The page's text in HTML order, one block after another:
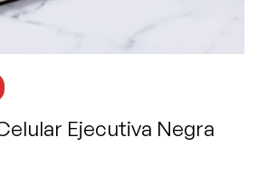
Ejecutiva Negra